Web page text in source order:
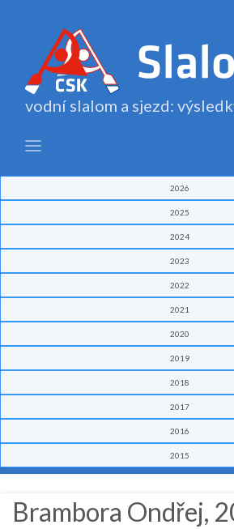
vodní slalom a sjezd:
2026
2025
2024
2023
2022
2021
2020
2019
2018
2017
2016
2015
Brambora Ondřej,